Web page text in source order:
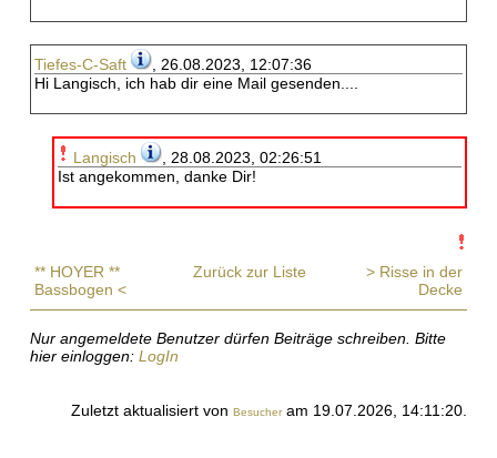
Tiefes-C-Saft
, 26.08.2023, 12:07:36
Hi Langisch, ich hab dir eine Mail gesenden....
Langisch
, 28.08.2023, 02:26:51
Ist angekommen, danke Dir!
** HOYER **
Bassbogen <
Zurück zur Liste
> Risse in der
Decke
Nur angemeldete Benutzer dürfen Beiträge schreiben. Bitte
hier einloggen: LogIn
Zuletzt aktualisiert von Besucheram 19.07.2026, 14:11:20.